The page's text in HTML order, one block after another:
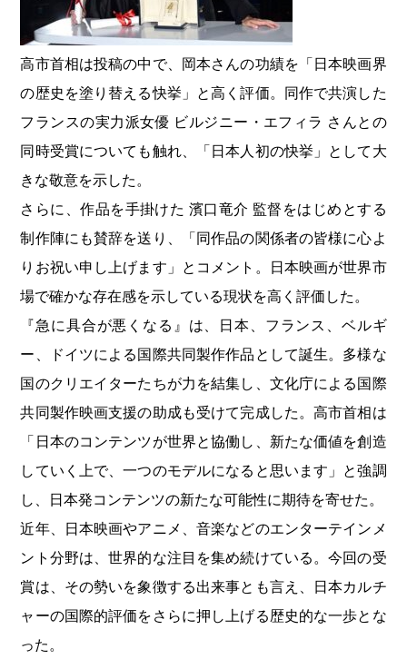
高市首相は投稿の中で、岡本さんの功績を「日本映画界
の歴史を塗り替える快挙」と高く評価。同作で共演した
フランスの実力派女優 ビルジニー・エフィラ さんとの
同時受賞についても触れ、「日本人初の快挙」として大
きな敬意を示した。
さらに、作品を手掛けた 濱口竜介 監督をはじめとする
制作陣にも賛辞を送り、「同作品の関係者の皆様に心よ
りお祝い申し上げます」とコメント。日本映画が世界市
場で確かな存在感を示している現状を高く評価した。
『急に具合が悪くなる』は、日本、フランス、ベルギ
ー、ドイツによる国際共同製作作品として誕生。多様な
国のクリエイターたちが力を結集し、文化庁による国際
共同製作映画支援の助成も受けて完成した。高市首相は
「日本のコンテンツが世界と協働し、新たな価値を創造
していく上で、一つのモデルになると思います」と強調
し、日本発コンテンツの新たな可能性に期待を寄せた。
近年、日本映画やアニメ、音楽などのエンターテインメ
ント分野は、世界的な注目を集め続けている。今回の受
賞は、その勢いを象徴する出来事とも言え、日本カルチ
ャーの国際的評価をさらに押し上げる歴史的な一歩とな
った。